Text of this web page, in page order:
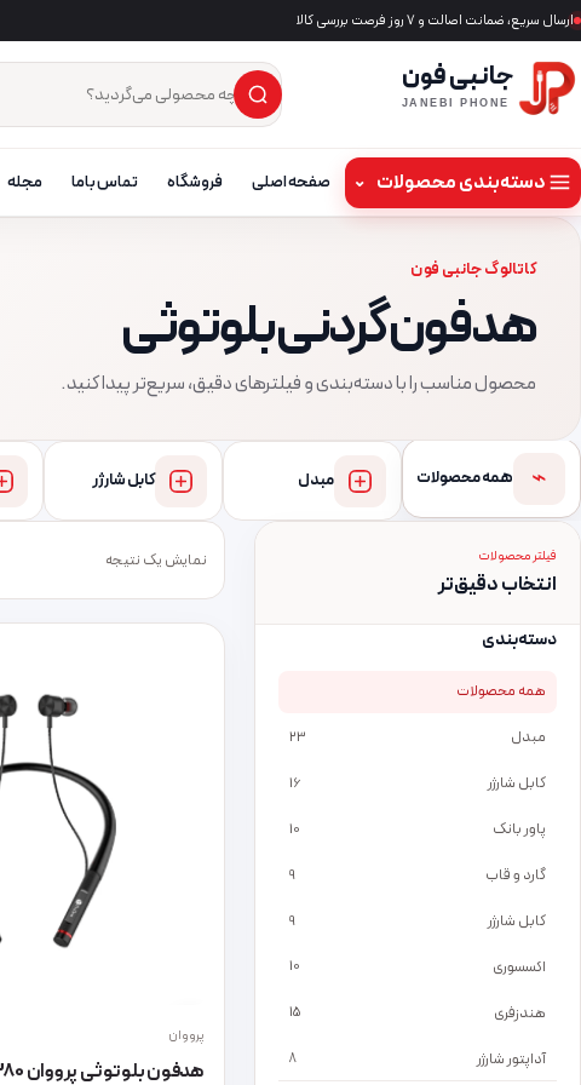
ارسال سریع، ضمانت اصالت و ۷ روز فرصت بررسی کالا
جانبی فون
JANEBI PHONE جست‌وجوی محصول
×
دسته‌بندی محصولات ⌄ صفحه اصلی فروشگاه تماس باما مجله
کاتالوگ جانبی فون
هدفون گردنی بلوتوثی
محصول مناسب را با دسته‌بندی و فیلترهای دقیق، سریع‌تر پیدا کنید.
⌁ همه محصولات مبدل کابل شارژر
فیلتر محصولات
انتخاب دقیق‌تر
دسته‌بندی
همه محصولات
مبدل 23
کابل شارژر 16
پاور بانک 10
گارد و قاب 9
کابل شارژر 9
اکسسوری 10
هندزفری 15
آداپتور شارژر 8
نمایش یک نتیجه
پرووان
هدفون بلوتوثی پرووان PHB3380گردنی